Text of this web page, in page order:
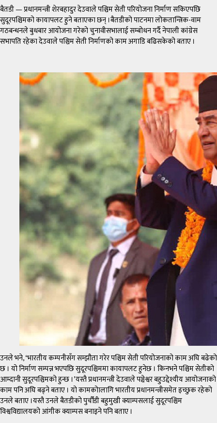
बैतडी — प्रधानमन्त्री शेरबहादुर देउवाले पश्चिम सेती परियोजना निर्माण सकिएपछि
सुदूरपश्चिमको कायापलट हुने बताएका छन् ।बैतडीको पाटनमा लोकतान्त्रिक-वाम
गठबन्धनले बुधबार आयोजना गरेको चुनावीसभालाई सम्बोधन गर्दै नेपाली कांग्रेस
सभापति रहेका देउवाले पश्चिम सेती निर्माणको काम अगाडि बढिसकेको बताए ।
उनले भने, ‘भारतीय कम्पनीसँग सम्झौता गरेर पश्चिम सेती परियोजनाको काम अघि बढेको
छ । यो निर्माण सम्पन्न भएपछि सुदूरपश्चिममा कायापलट हुनेछ । किनभने पश्चिम सेतीको
आम्दानी सुदूरपश्चिमको हुन्छ ।’यस्तै प्रधानमन्त्री देउवाले पञ्चेश्वर बहुउद्देश्यीय आयोजनाको
काम पनि अघि बढ्ने बताए । यो कामकोालागि भारतीय प्रधानमन्त्रीसमेत इच्छुक रहेको
उनले बताए ।यस्तै उनले बैतडीको पुर्चौंडी बहुमुखी क्याम्पसलाई सुदूरपश्चिम
विश्वविद्यालयको आंगीक क्याम्पस बनाइने पनि बताए ।